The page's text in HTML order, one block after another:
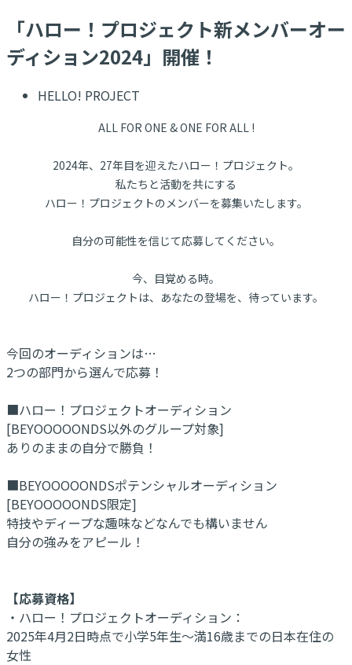
「ハロー！プロジェクト新メンバーオー
ディション2024」開催！
HELLO! PROJECT
ALL FOR ONE & ONE FOR ALL !
2024年、27年目を迎えたハロー！プロジェクト。
私たちと活動を共にする
ハロー！プロジェクトのメンバーを募集いたします。
自分の可能性を信じて応募してください。
今、目覚める時。
ハロー！プロジェクトは、あなたの登場を、待っています。
今回のオーディションは…
2つの部門から選んで応募！
■ハロー！プロジェクトオーディション
[BEYOOOOONDS以外のグループ対象]
ありのままの自分で勝負！
■BEYOOOOONDSポテンシャルオーディション
[BEYOOOOONDS限定]
特技やディープな趣味などなんでも構いません
自分の強みをアピール！
【応募資格】
・ハロー！プロジェクトオーディション：
2025年4月2日時点で小学5年生～満16歳までの日本在住の
女性